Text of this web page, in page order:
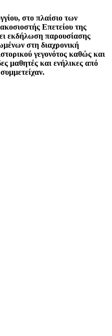
στο πλαίσιο των
Επετείου της
εκδήλωση παρουσίασης
στη διαχρονική
γεγονότος καθώς και
μαθητές και ενήλικες από